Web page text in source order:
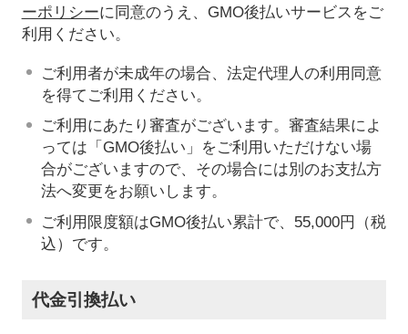
ーポリシーに同意のうえ、GMO後払いサービスをご
利用ください。
ご利用者が未成年の場合、法定代理人の利用同意
を得てご利用ください。
ご利用にあたり審査がございます。審査結果によ
っては「GMO後払い」をご利用いただけない場
合がございますので、その場合には別のお支払方
法へ変更をお願いします。
ご利用限度額はGMO後払い累計で、55,000円（税
込）です。
代金引換払い